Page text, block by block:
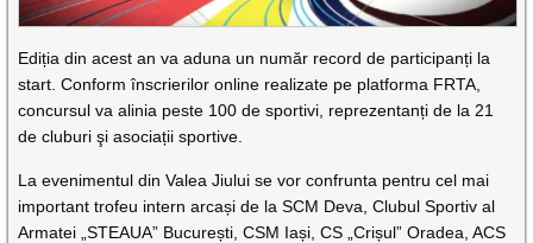
Ediția din acest an va aduna un număr record de participanți la
start. Conform înscrierilor online realizate pe platforma FRTA,
concursul va alinia peste 100 de sportivi, reprezentanți de la 21
de cluburi şi asociații sportive.
La evenimentul din Valea Jiului se vor confrunta pentru cel mai
important trofeu intern arcași de la SCM Deva, Clubul Sportiv al
Armatei „STEAUA” București, CSM Iași, CS „Crișul” Oradea, ACS